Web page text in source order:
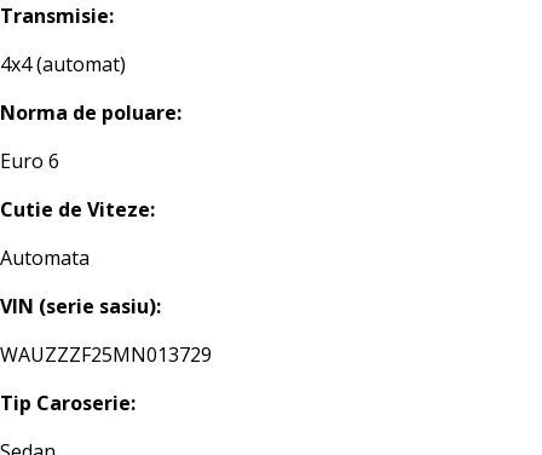
Transmisie:
4x4 (automat)
Norma de poluare:
Euro 6
Cutie de Viteze:
Automata
VIN (serie sasiu):
WAUZZZF25MN013729
Tip Caroserie: